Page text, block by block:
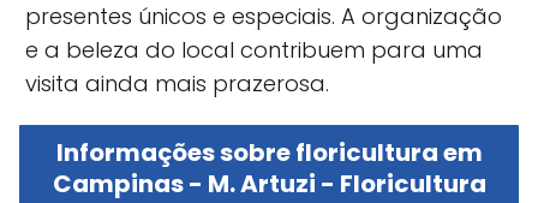
presentes únicos e especiais. A organização
e a beleza do local contribuem para uma
visita ainda mais prazerosa.
Informações sobre floricultura em
Campinas - M. Artuzi - Floricultura